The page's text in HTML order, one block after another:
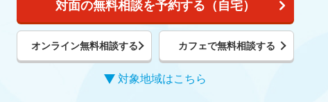
対面の無料相談を予約する（自宅）
オンライン無料相談する カフェで無料相談する
対象地域はこちら